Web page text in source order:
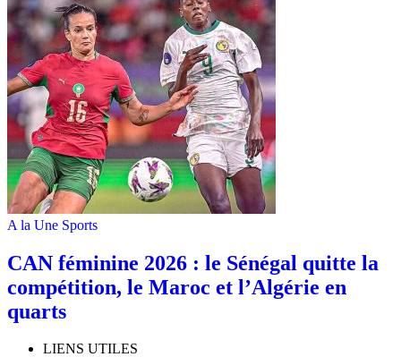
A la Une Sports
‎CAN féminine 2026 : le Sénégal quitte la
compétition, le Maroc et l’Algérie en
quarts
LIENS UTILES